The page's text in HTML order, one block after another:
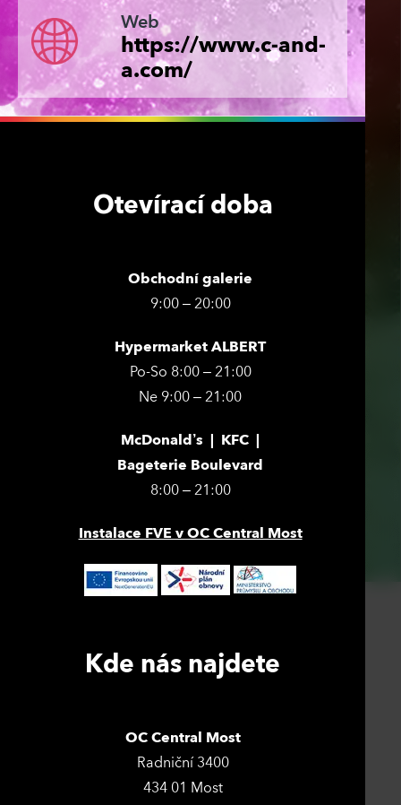
Web
https://www.c-and-
a.com/
Otevírací doba
Obchodní galerie
9:00 – 20:00
Hypermarket ALBERT
Po-So 8:00 – 21:00
Ne 9:00 – 21:00
McDonald’s | KFC |
Bageterie Boulevard
8:00 – 21:00
Instalace FVE v OC Central Most
Kde nás najdete
OC Central Most
Radniční 3400
434 01 Most